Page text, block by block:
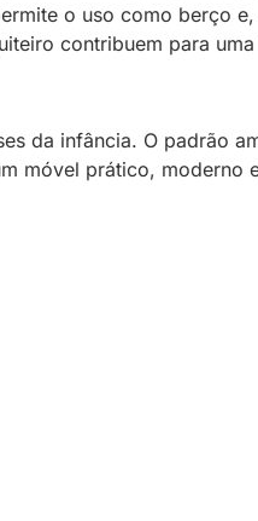
o uso como berço
contribuem para
da infância. O padrão
móvel prático, moderno